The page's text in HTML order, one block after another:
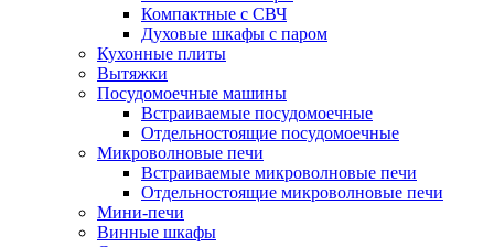
Компактные с СВЧ
Духовые шкафы с паром
Кухонные плиты
Вытяжки
Посудомоечные машины
Встраиваемые посудомоечные
Отдельностоящие посудомоечные
Микроволновые печи
Встраиваемые микроволновые печи
Отдельностоящие микроволновые печи
Мини-печи
Винные шкафы